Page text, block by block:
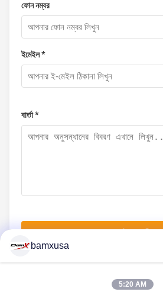
ফোন নম্বর
ইমেইল *
বার্তা *
bamxusa
5:20 AM